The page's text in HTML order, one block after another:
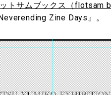
ットサムブックス（flotsam
Zine Days』。